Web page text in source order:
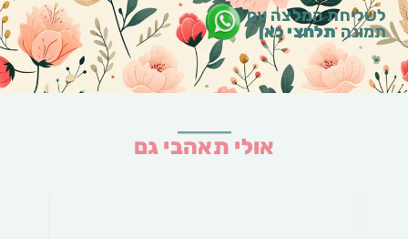
לשליחת המלצה עם
תמונהתלחצי כאן
אולי תאהבי גם